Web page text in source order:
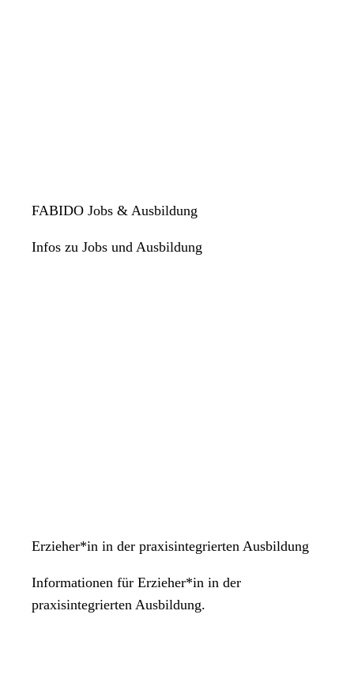
FABIDO Jobs & Ausbildung
Infos zu Jobs und Ausbildung
Erzieher*in in der praxisintegrierten Ausbildung
Informationen für Erzieher*in in der
praxisintegrierten Ausbildung.